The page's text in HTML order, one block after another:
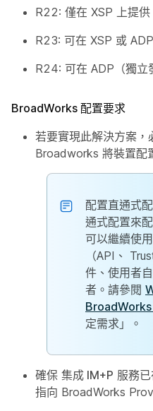
R22: 僅在 XSP 上提供
R23: 可在 XSP 或
R24: 可在 ADP（獨立
BroadWorks 配置要求
若要實現此解決方案，
Broadworks 將裝置配
配置直通式
通式配置來
可以繼續使
（API、
件、使用者
者。請參閱
BroadWorks
定需求」。
確保 集成 IM+P 服務
指向 BroadWorks